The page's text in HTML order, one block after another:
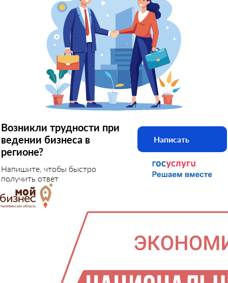
Возникли трудности при
ведении бизнеса в
регионе?
Напишите, чтобы быстро
получить ответ
Написать